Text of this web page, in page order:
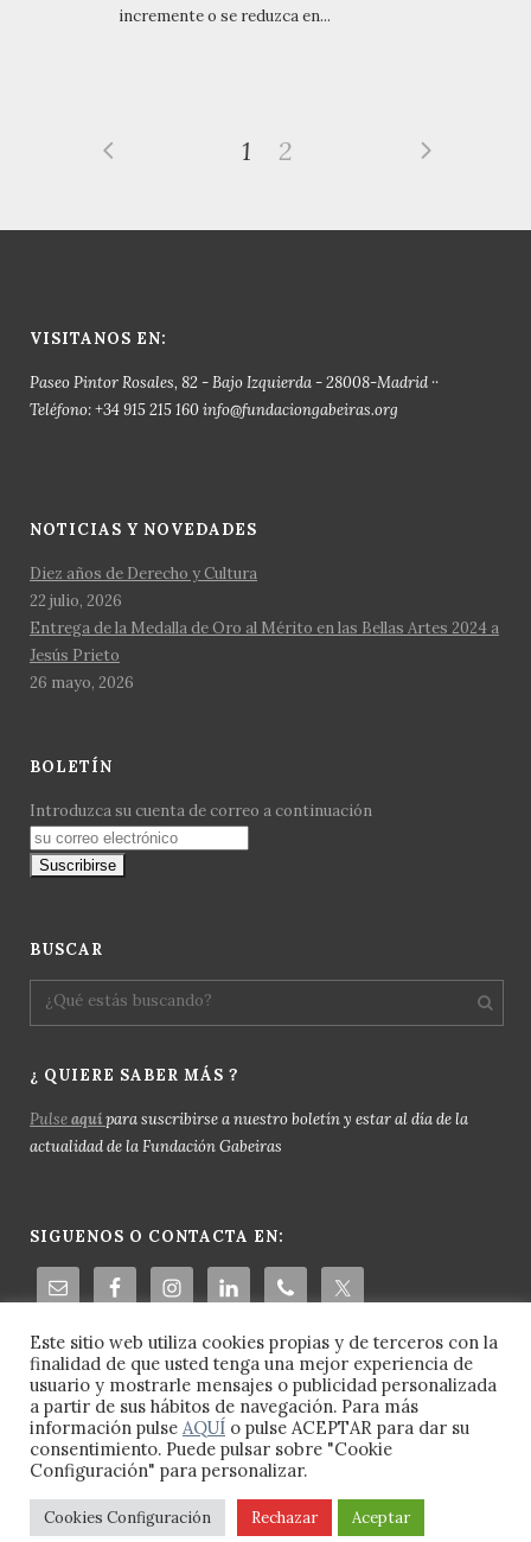
incremente o se reduzca en...
1 2
VISITANOS EN:
Paseo Pintor Rosales, 82 - Bajo Izquierda - 28008-Madrid ··
Teléfono: +34 915 215 160 info@fundaciongabeiras.org
NOTICIAS Y NOVEDADES
Diez años de Derecho y Cultura
22 julio, 2026
Entrega de la Medalla de Oro al Mérito en las Bellas Artes 2024 a
Jesús Prieto
26 mayo, 2026
BOLETÍN
Introduzca su cuenta de correo a continuación
BUSCAR
¿ QUIERE SABER MÁS ?
Pulseaquípara suscribirse a nuestro boletín y estar al día de la
actualidad de la Fundación Gabeiras
SIGUENOS O CONTACTA EN:
© 2023 Fundación Gabeiras -Aviso Legal
Política de Privacidad
Este sitio web utiliza cookies propias y de terceros con la
finalidad de que usted tenga una mejor experiencia de
usuario y mostrarle mensajes o publicidad personalizada
a partir de sus hábitos de navegación. Para más
información pulse AQUÍ o pulse ACEPTAR para dar su
consentimiento. Puede pulsar sobre "Cookie
Configuración" para personalizar.
Cookies Configuración Rechazar Aceptar